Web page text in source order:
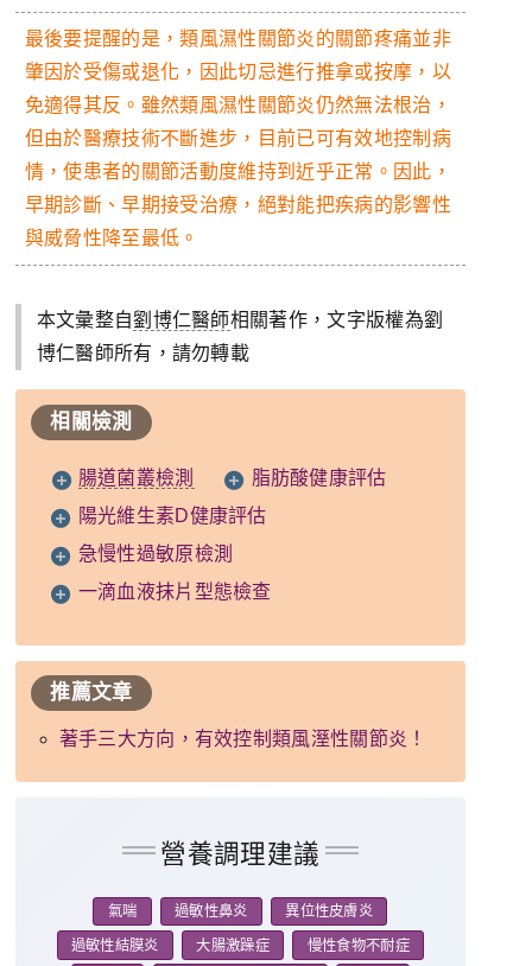
最後要提醒的是，類風濕性關節炎的關節疼痛並非
肇因於受傷或退化，因此切忌進行推拿或按摩，以
免適得其反。雖然類風濕性關節炎仍然無法根治，
但由於醫療技術不斷進步，目前已可有效地控制病
情，使患者的關節活動度維持到近乎正常。因此，
早期診斷、早期接受治療，絕對能把疾病的影響性
與威脅性降至最低。
本文彙整自劉博仁醫師相關著作，文字版權為劉
博仁醫師所有，請勿轉載
相關檢測
腸道菌叢檢測
脂肪酸健康評估
陽光維生素D健康評估
急慢性過敏原檢測
一滴血液抹片型態檢查
推薦文章
著手三大方向，有效控制類風溼性關節炎！
營養調理建議
氣喘 過敏性鼻炎 異位性皮膚炎
過敏性結膜炎 大腸激躁症 慢性食物不耐症